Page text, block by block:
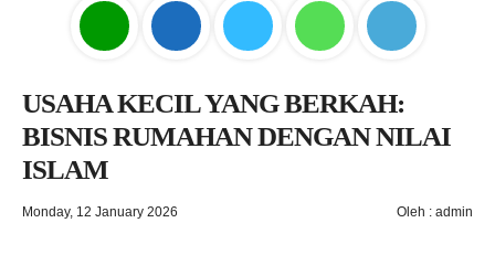
USAHA KECIL YANG BERKAH:
BISNIS RUMAHAN DENGAN NILAI
ISLAM
Monday, 12 January 2026 Oleh : admin